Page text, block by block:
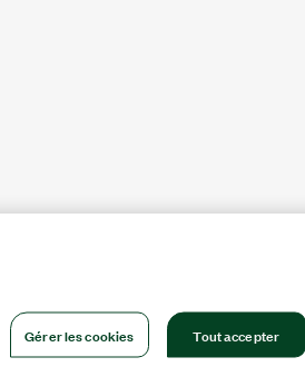
Gérer les cookies Tout accepter